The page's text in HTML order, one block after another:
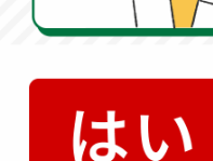
「オンライン家庭教師
様の現状をしっかりと
夏の学習への取り組